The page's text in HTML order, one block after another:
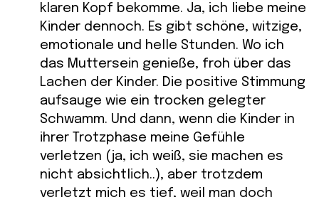
klaren Kopf bekomme. Ja, ich liebe meine
Kinder dennoch. Es gibt schöne, witzige,
emotionale und helle Stunden. Wo ich
das Muttersein genieße, froh über das
Lachen der Kinder. Die positive Stimmung
aufsauge wie ein trocken gelegter
Schwamm. Und dann, wenn die Kinder in
ihrer Trotzphase meine Gefühle
verletzen (ja, ich weiß, sie machen es
nicht absichtlich..), aber trotzdem
verletzt mich es tief, weil man doch